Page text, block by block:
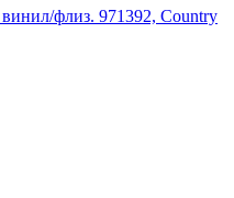
флиз. 971392, Country